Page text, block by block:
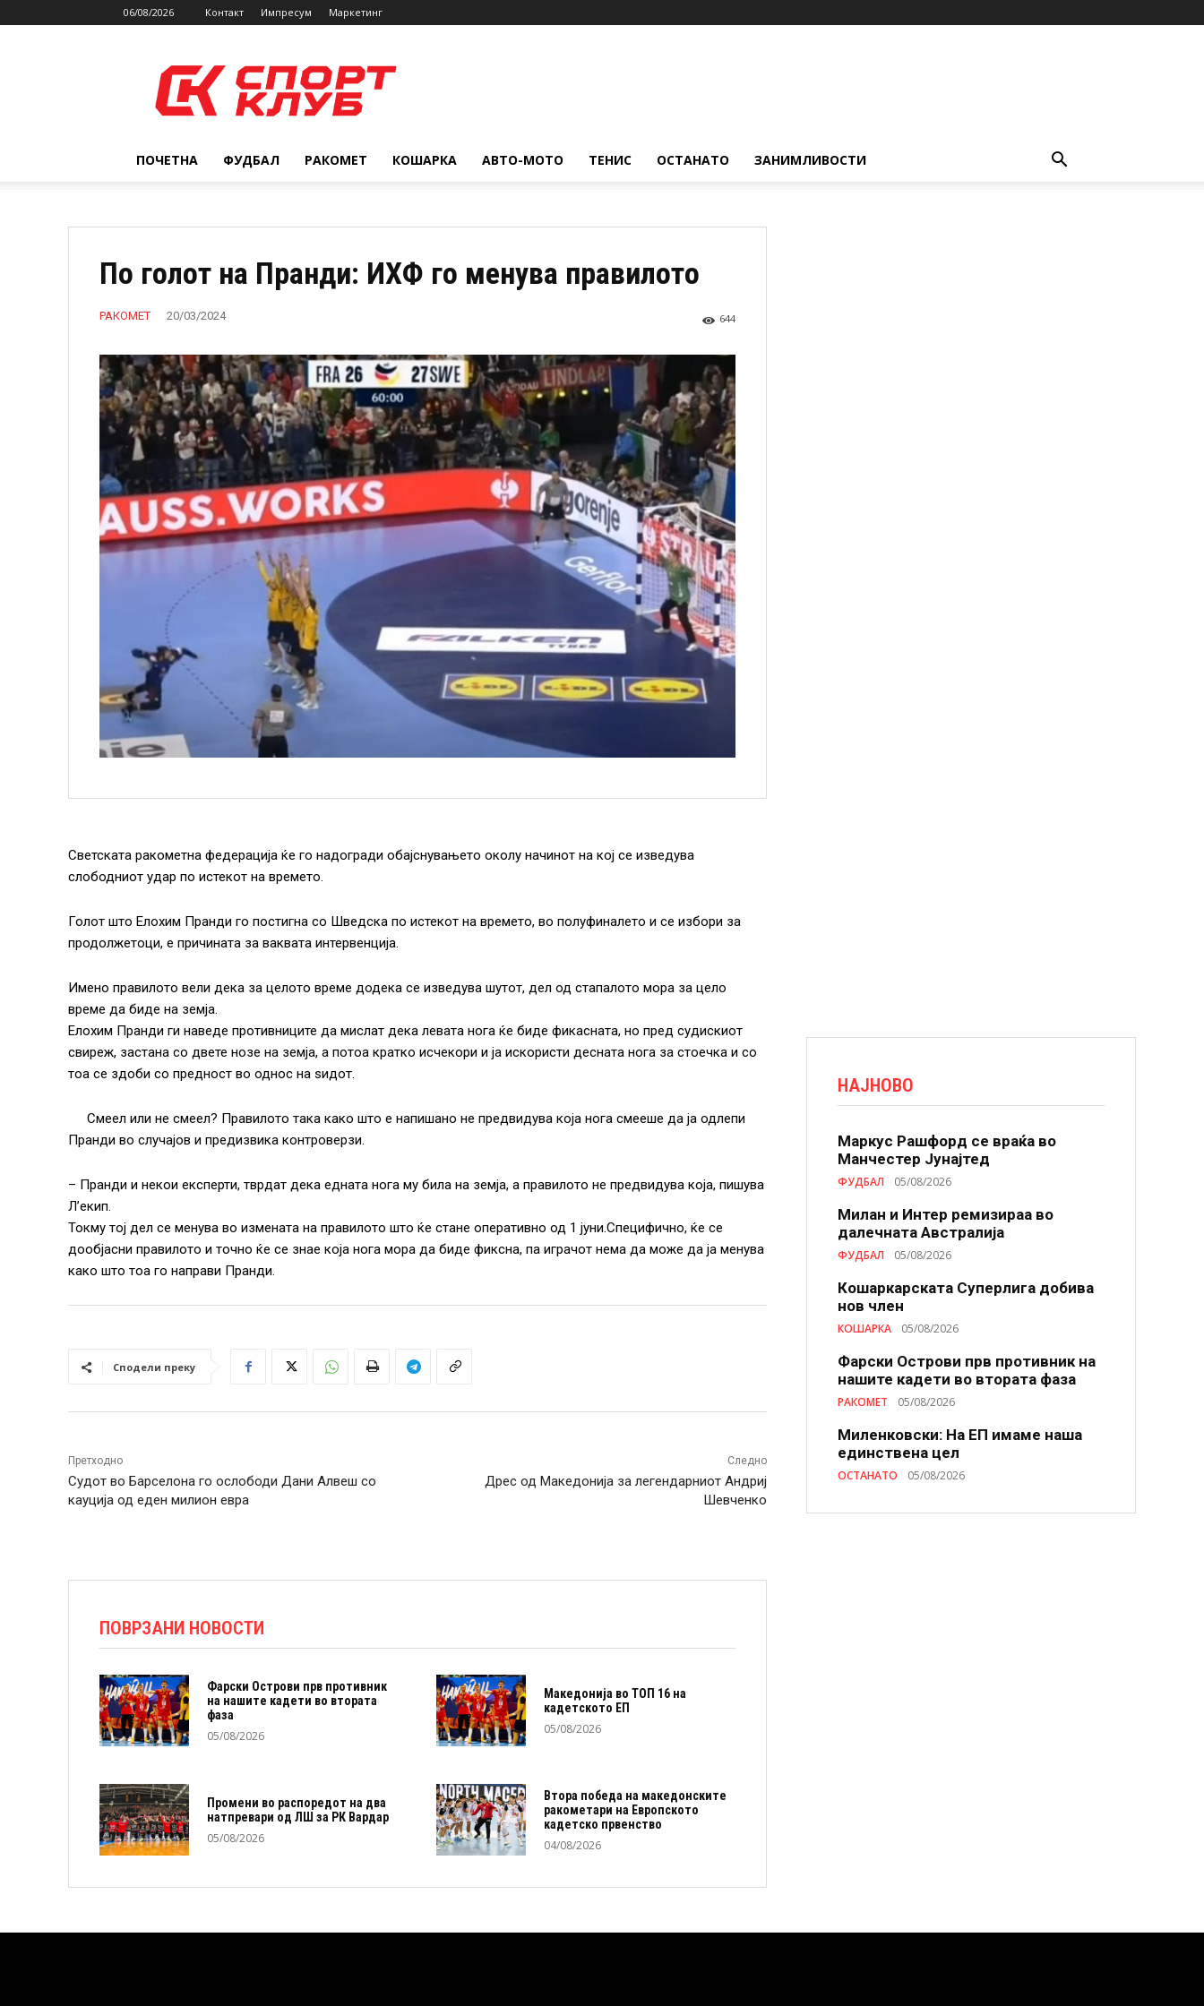
06/08/2026 Контакт Импресум Маркетинг
ПОЧЕТНА ФУДБАЛ РАКОМЕТ КОШАРКА АВТО-МОТО ТЕНИС ОСТАНАТО ЗАНИМЛИВОСТИ
По голот на Пранди: ИХФ го менува правилото
РАКОМЕТ 20/03/2024 644
Светската ракометна федерација ќе го надогради обајснувањето околу начинот на кој се изведува
слободниот удар по истекот на времето.
Голот што Елохим Пранди го постигна со Шведска по истекот на времето, во полуфиналето и се избори за
продолжетоци, е причината за ваквата интервенција.
Имено правилото вели дека за целото време додека се изведува шутот, дел од стапалото мора за цело
време да биде на земја.
Елохим Пранди ги наведе противниците да мислат дека левата нога ќе биде фикасната, но пред судискиот
свиреж, застана со двете нозе на земја, а потоа кратко исчекори и ја искористи десната нога за стоечка и со
тоа се здоби со предност во однос на ѕидот.
Смеел или не смеел? Правилото така како што е напишано не предвидува која нога смееше да ја одлепи
Пранди во случајов и предизвика контроверзи.
– Пранди и некои експерти, тврдат дека едната нога му била на земја, а правилото не предвидува која, пишува
Л’екип.
Токму тој дел се менува во измената на правилото што ќе стане оперативно од 1 јуни.Специфично, ќе се
дообјасни правилото и точно ќе се знае која нога мора да биде фиксна, па играчот нема да може да ја менува
како што тоа го направи Пранди.
Сподели преку
Претходно
Судот во Барселона го ослободи Дани Алвеш со
кауција од еден милион евра
Следно
Дрес од Македонија за легендарниот Андриј
Шевченко
ПОВРЗАНИ НОВОСТИ
Фарски Острови прв противник
на нашите кадети во втората
фаза
05/08/2026
Македонија во ТОП 16 на
кадетското ЕП
05/08/2026
Промени во распоредот на два
натпревари од ЛШ за РК Вардар
05/08/2026
Втора победа на македонските
ракометари на Европското
кадетско првенство
04/08/2026
НАЈНОВО
Маркус Рашфорд се враќа во
Манчестер Јунајтед
ФУДБАЛ 05/08/2026
Милан и Интер ремизираа во
далечната Австралија
ФУДБАЛ 05/08/2026
Кошаркарската Суперлига добива
нов член
КОШАРКА 05/08/2026
Фарски Острови прв противник на
нашите кадети во втората фаза
РАКОМЕТ 05/08/2026
Миленковски: На ЕП имаме наша
единствена цел
ОСТАНАТО 05/08/2026